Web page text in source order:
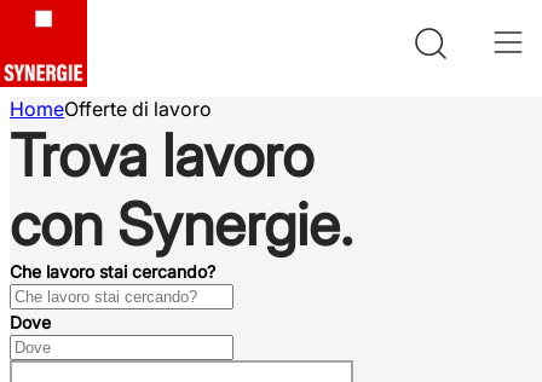
HomeOfferte di lavoro
Trova lavoro
con Synergie.
Che lavoro stai cercando?
Dove